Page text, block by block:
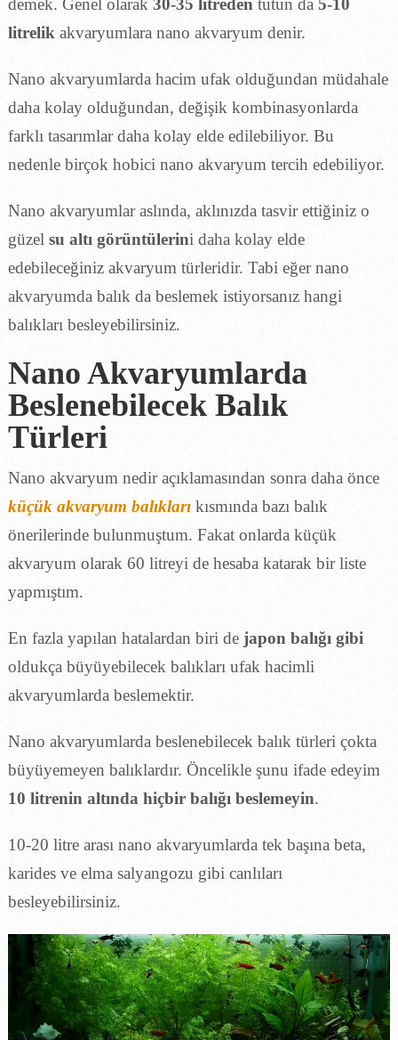
demek. Genel olarak 30-35 litreden tutun da 5-10
litrelik akvaryumlara nano akvaryum denir.
Nano akvaryumlarda hacim ufak olduğundan müdahale
daha kolay olduğundan, değişik kombinasyonlarda
farklı tasarımlar daha kolay elde edilebiliyor. Bu
nedenle birçok hobici nano akvaryum tercih edebiliyor.
Nano akvaryumlar aslında, aklınızda tasvir ettiğiniz o
güzel su altı görüntülerini daha kolay elde
edebileceğiniz akvaryum türleridir. Tabi eğer nano
akvaryumda balık da beslemek istiyorsanız hangi
balıkları besleyebilirsiniz.
Nano Akvaryumlarda
Beslenebilecek Balık
Türleri
Nano akvaryum nedir açıklamasından sonra daha önce
küçük akvaryum balıklarıkısmında bazı balık
önerilerinde bulunmuştum. Fakat onlarda küçük
akvaryum olarak 60 litreyi de hesaba katarak bir liste
yapmıştım.
En fazla yapılan hatalardan biri dejapon balığı gibi
oldukça büyüyebilecek balıkları ufak hacimli
akvaryumlarda beslemektir.
Nano akvaryumlarda beslenebilecek balık türleri çokta
büyüyemeyen balıklardır. Öncelikle şunu ifade edeyim
10 litrenin altında hiçbir balığı beslemeyin.
10-20 litre arası nano akvaryumlarda tek başına beta,
karides ve elma salyangozu gibi canlıları
besleyebilirsiniz.